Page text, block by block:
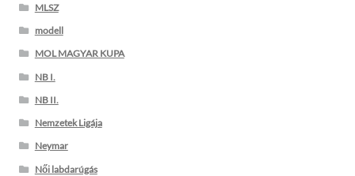
MLSZ
modell
MOL MAGYAR KUPA
NB I.
NB II.
Nemzetek Ligája
Neymar
Női labdarúgás